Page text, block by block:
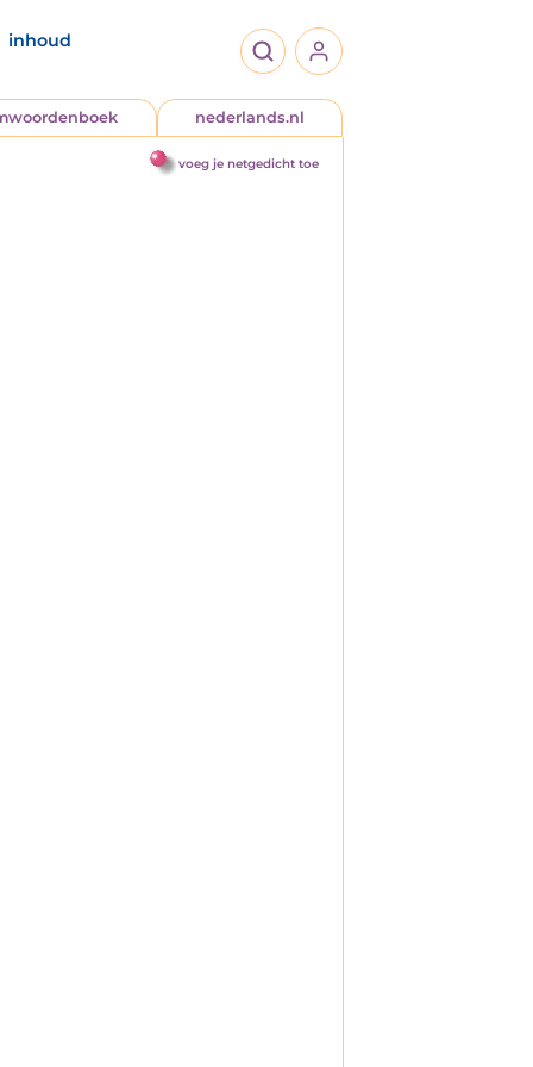
inhoud
nederlands.nl
voeg je netgedicht toe